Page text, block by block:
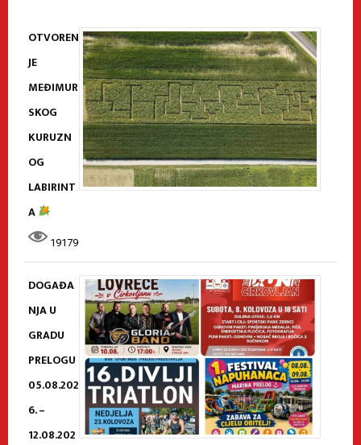
OTVOREN
JE
MEĐIMUR
SKOG
KURUZN
OG
LABIRINT
A
19179
DOGAĐA
NJA U
GRADU
PRELOGU
05.08.202
6. –
12.08.202